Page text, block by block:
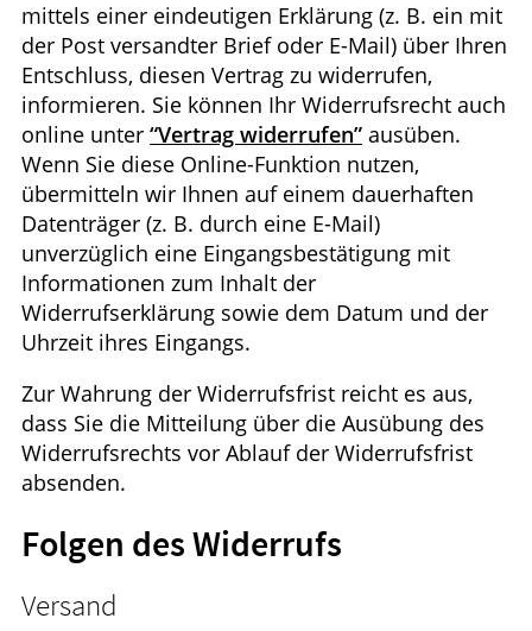
mittels einer eindeutigen Erklärung (z. B. ein mit
der Post versandter Brief oder E-Mail) über Ihren
Entschluss, diesen Vertrag zu widerrufen,
informieren. Sie können Ihr Widerrufsrecht auch
online unter “Vertrag widerrufen” ausüben.
Wenn Sie diese Online-Funktion nutzen,
übermitteln wir Ihnen auf einem dauerhaften
Datenträger (z. B. durch eine E-Mail)
unverzüglich eine Eingangsbestätigung mit
Informationen zum Inhalt der
Widerrufserklärung sowie dem Datum und der
Uhrzeit ihres Eingangs.
Zur Wahrung der Widerrufsfrist reicht es aus,
dass Sie die Mitteilung über die Ausübung des
Widerrufsrechts vor Ablauf der Widerrufsfrist
absenden.
Folgen des Widerrufs
Versand